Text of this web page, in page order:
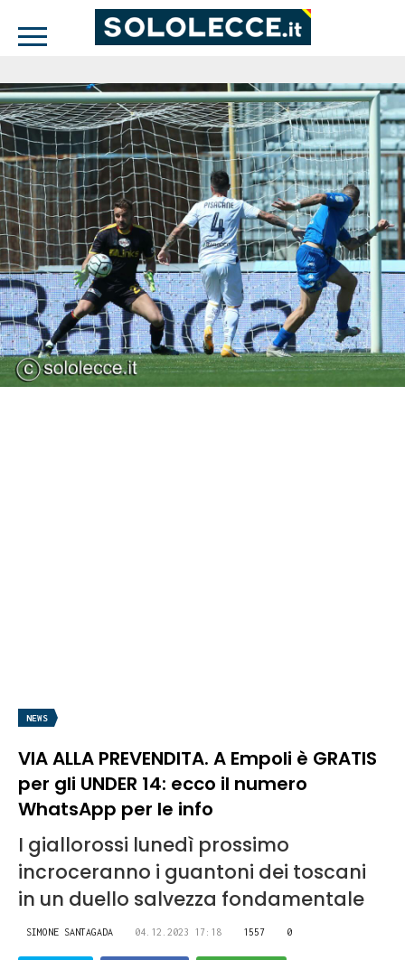
NEWS
VIA ALLA PREVENDITA. A Empoli è GRATIS
per gli UNDER 14: ecco il numero
WhatsApp per le info
I giallorossi lunedì prossimo
incroceranno i guantoni dei toscani
in un duello salvezza fondamentale
SIMONE SANTAGADA 04.12.2023 17:18 1557 0